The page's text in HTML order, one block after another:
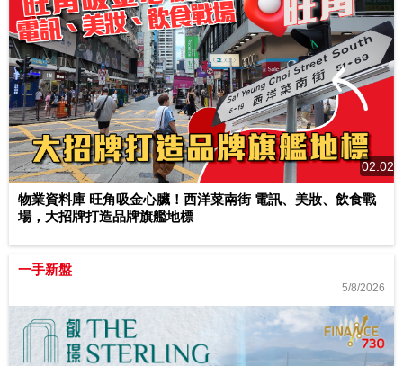
02:02
物業資料庫 旺角吸金心臟！西洋菜南街 電訊、美妝、飲食戰
場，大招牌打造品牌旗艦地標
一手新盤
5/8/2026